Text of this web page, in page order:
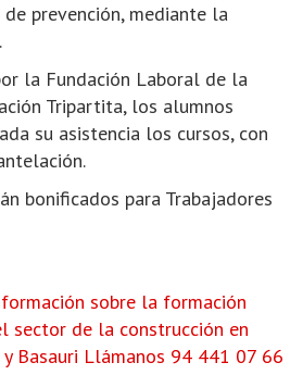
prevención, mediante la
la Fundación Laboral de la
Tripartita, los alumnos
su asistencia los cursos, con
bonificados para Trabajadores
sobre la formación
sector de la construcción en
Basauri Llámanos 94 441 07 66